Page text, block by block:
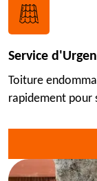
Service
Toiture
rapidement pour